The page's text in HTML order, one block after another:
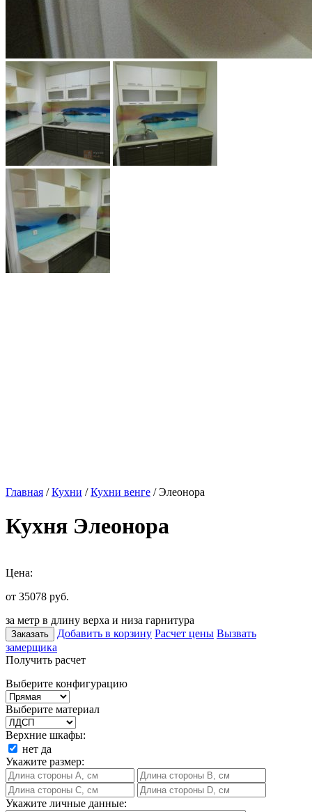
Главная /Кухни /Кухни венге / Элеонора
Кухня Элеонора
Цена:
от 35078 руб.
за метр в длину верха и низа гарнитура
Заказать Добавить в корзину Расчет цены Вызвать
замерщика
Получить расчет
Выберите конфигурацию
Выберите материал
Верхние шкафы:
нет да
Укажите размер:
Укажите личные данные: